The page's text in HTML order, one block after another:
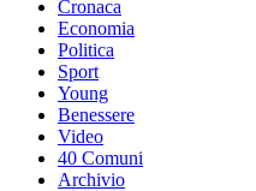
Cronaca
Economia
Politica
Sport
Young
Benessere
Video
40 Comuni
Archivio